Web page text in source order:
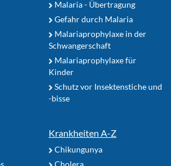
Malaria - Übertragung
Gefahr durch Malaria
Malariaprophylaxe in der
Schwangerschaft
Malariaprophylaxe für
Kinder
Schutz vor Insektenstiche und
-bisse
Krankheiten A-Z
Chikungunya
Cholera